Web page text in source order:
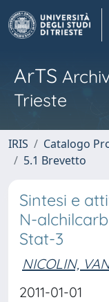
ArTS
Trieste
IRIS Catalogo
5.1 Brevetto
Sintesi e
N-
Stat-3
NICOLIN,
2011-01-01